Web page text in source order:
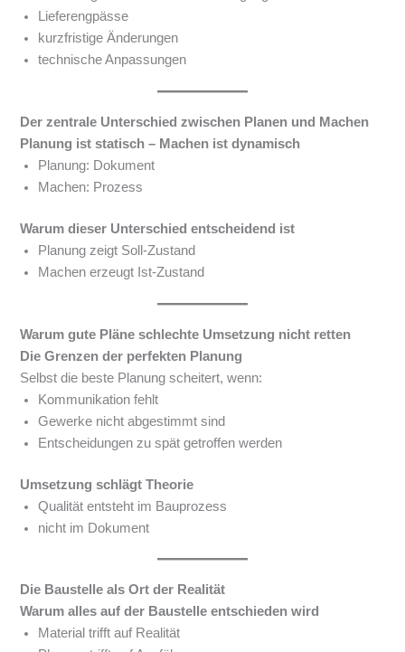
Lieferengpässe
kurzfristige Änderungen
technische Anpassungen
Der zentrale Unterschied zwischen Planen und Machen
Planung ist statisch – Machen ist dynamisch
Planung: Dokument
Machen: Prozess
Warum dieser Unterschied entscheidend ist
Planung zeigt Soll-Zustand
Machen erzeugt Ist-Zustand
Warum gute Pläne schlechte Umsetzung nicht retten
Die Grenzen der perfekten Planung
Selbst die beste Planung scheitert, wenn:
Kommunikation fehlt
Gewerke nicht abgestimmt sind
Entscheidungen zu spät getroffen werden
Umsetzung schlägt Theorie
Qualität entsteht im Bauprozess
nicht im Dokument
Die Baustelle als Ort der Realität
Warum alles auf der Baustelle entschieden wird
Material trifft auf Realität